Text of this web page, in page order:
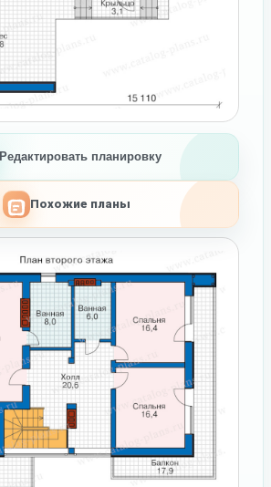
Редактировать планировку
Похожие планы